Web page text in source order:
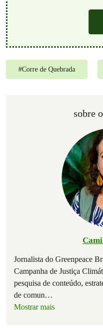
#Corre de Quebrada
sobre
Jornalista do Greenpeace
Campanha de Justiça
pesquisa de conteúdo,
de comun…
Mostrar mais